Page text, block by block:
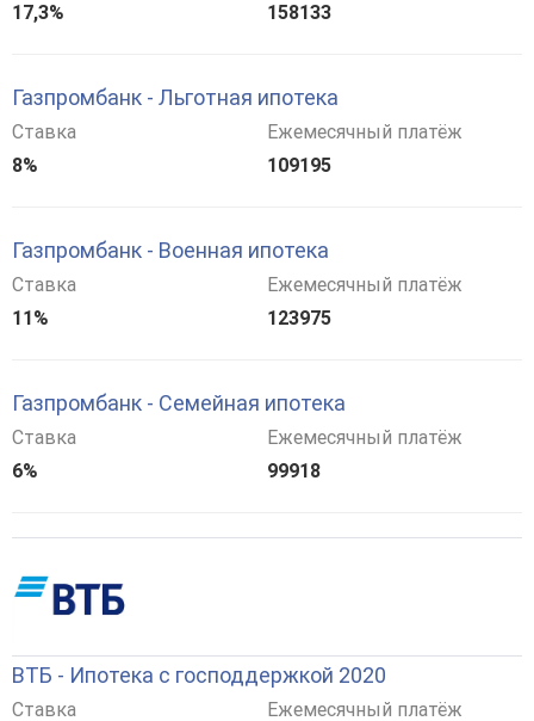
17,3%
158133
Газпромбанк - Льготная ипотека
Ставка
8%
Ежемесячный платёж
109195
Газпромбанк - Военная ипотека
Ставка
11%
Ежемесячный платёж
123975
Газпромбанк - Семейная ипотека
Ставка
6%
Ежемесячный платёж
99918
ВТБ - Ипотека с господдержкой 2020
Ставка Ежемесячный платёж